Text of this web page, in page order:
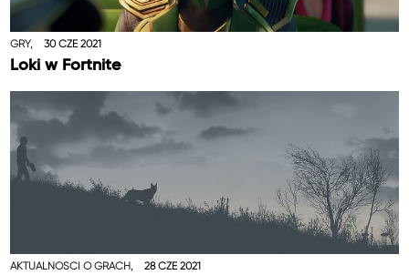
GRY, 30 CZE 2021
Loki w Fortnite
AKTUALNOŚCI O GRACH, 28 CZE 2021